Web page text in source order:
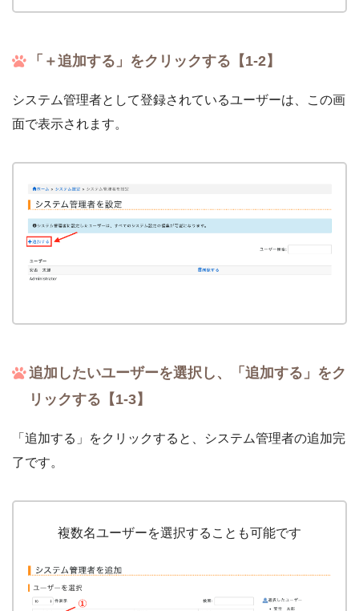
「＋追加する」をクリックする【1-2】
システム管理者として登録されているユーザーは、この画
面で表示されます。
追加したいユーザーを選択し、「追加する」をク
リックする【1-3】
「追加する」をクリックすると、システム管理者の追加完
了です。
複数名ユーザーを選択することも可能です